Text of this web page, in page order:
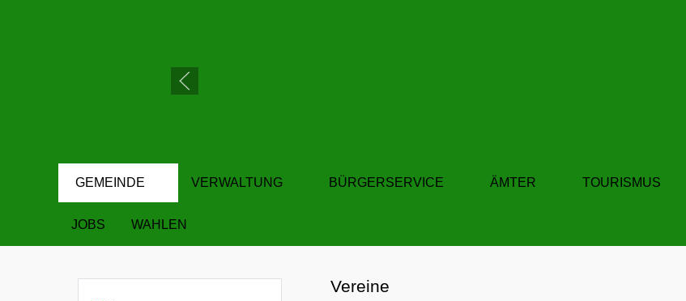
GEMEINDE VERWALTUNG BÜRGERSERVICE ÄMTER TOURISMUS
JOBS WAHLEN
Vereine